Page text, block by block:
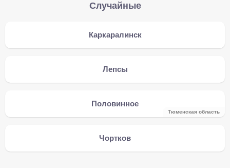
Случайные
Каркаралинск
Лепсы
Половинное
Тюменская область
Чортков